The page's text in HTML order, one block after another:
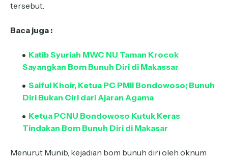
tersebut.
Baca juga :
Katib Syuriah MWC NU Taman Krocok
Sayangkan Bom Bunuh Diri di Makassar
Saiful Khoir, Ketua PC PMII Bondowoso; Bunuh
Diri Bukan Ciri dari Ajaran Agama
Ketua PCNU Bondowoso Kutuk Keras
Tindakan Bom Bunuh Diri di Makasar
Menurut Munib, kejadian bom bunuh diri oleh oknum